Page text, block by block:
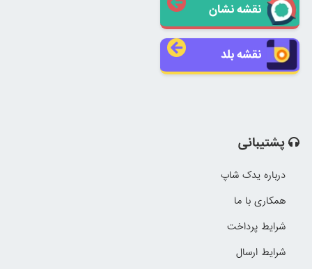
نقشه نشان
نقشه بلد
پشتیبانی
درباره یدک شاپ
همکاری با ما
شرایط پرداخت
شرایط ارسال